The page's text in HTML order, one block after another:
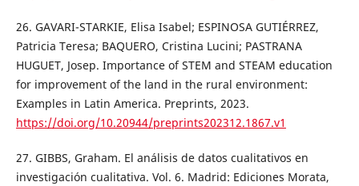
26. GAVARI-STARKIE, Elisa Isabel; ESPINOSA GUTIÉRREZ,
Patricia Teresa; BAQUERO, Cristina Lucini; PASTRANA
HUGUET, Josep. Importance of STEM and STEAM education
for improvement of the land in the rural environment:
Examples in Latin America. Preprints, 2023.
https://doi.org/10.20944/preprints202312.1867.v1
27. GIBBS, Graham. El análisis de datos cualitativos en
investigación cualitativa. Vol. 6. Madrid: Ediciones Morata,